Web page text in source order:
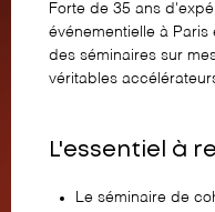
Forte de 35 ans
événementielle à
des séminaires sur
véritables
L'essentiel à
Le séminaire de